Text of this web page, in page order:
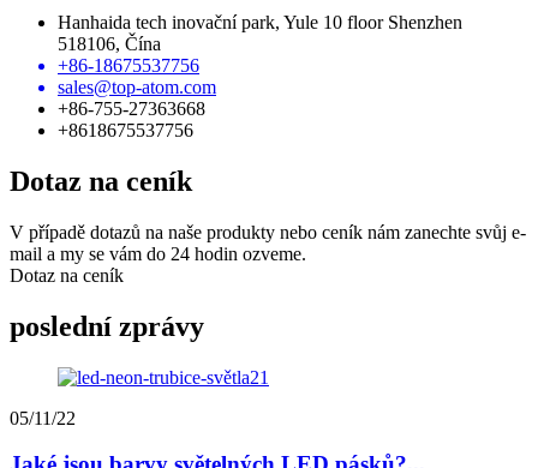
Hanhaida tech inovační park, Yule 10 floor Shenzhen
518106, Čína
+86-18675537756
sales@top-atom.com
+86-755-27363668
+8618675537756
Dotaz na ceník
V případě dotazů na naše produkty nebo ceník nám zanechte svůj e-
mail a my se vám do 24 hodin ozveme.
Dotaz na ceník
poslední zprávy
05/11/22